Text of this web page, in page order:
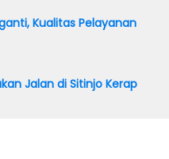
Kualitas Pelayanan
Jalan di Sitinjo Kerap